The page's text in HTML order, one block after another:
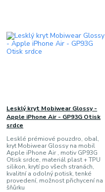
Lesklý kryt Mobiwear Glossy -
Apple iPhone Air - GP93G Otisk
srdce
Lesklé prémiové pouzdro, obal,
kryt Mobiwear Glossy na mobil
Apple iPhone Air , motiv GP93G
Otisk srdce, materiál plast + TPU
silikon, krytí po všech stranách,
kvalitní a odolný potisk, tenké
provedení, možnost přichycení na
šňůrku